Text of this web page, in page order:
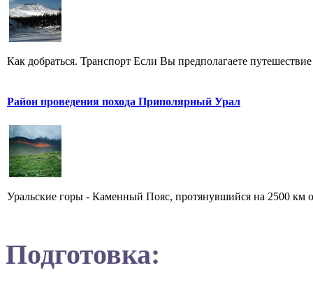
Как добраться. Транспорт Если Вы предполагаете
Район проведения похода Приполярный Урал
Уральские горы - Каменный Пояс, протянувшийся на 2500 км
Подготовка: